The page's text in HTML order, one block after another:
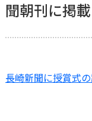
聞朝刊に掲載
長崎新聞に授賞式